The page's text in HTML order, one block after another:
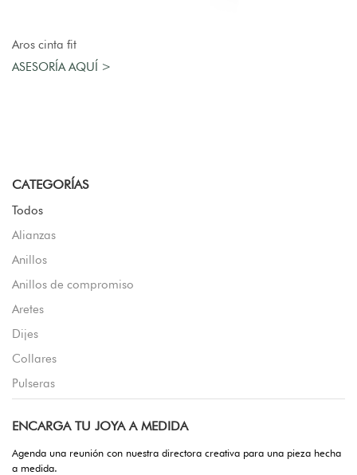
Aros cinta fit
ASESORÍA AQUÍ >
CATEGORÍAS
Todos
Alianzas
Anillos
Anillos de compromiso
Aretes
Dijes
Collares
Pulseras
ENCARGA TU JOYA A MEDIDA
Agenda una reunión con nuestra directora creativa para una pieza hecha
a medida.